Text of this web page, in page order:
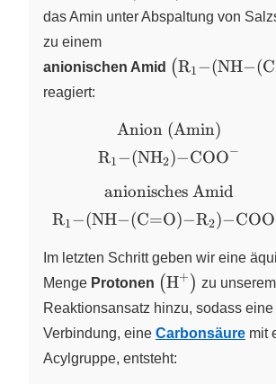
\text{Wasser} \\
[4pt] \ce{R1-
(NH3^{+})-
COO^{-}} & + &
\ce{OH-} &
\longrightarrow &
COO^{-}} & + &
\ce{H2O}
(C=O)-
das Amin unter Abspaltung von
zu einem
anionischen Amid \left(
(RX
1−(NH−(C
reagiert:
\begin{array}
{cccc} \text{Anion
(Amin)} & &
\text{Säurechlorid}
& \\[4pt] \ce{R1-
(NH2)-COO^{-}}
& + & \ce{R2-
(C=O)-Cl} &
\longrightarrow \\
[8pt]
\text{anionisches
Amid} & &
Anion (Amin)
RX
1−(NHX
2)−COO−
anionisches Amid
RX
1−(NH−(C=O)−RX
2)−COO
Im letzten Schritt geben wir eine
Menge Protonen \left( \ce{H^+}
(H X
+ ) zu unserem
Reaktionsansatz hinzu, sodass
Verbindung, eine Carbonsäure mit
Acylgruppe, entsteht: